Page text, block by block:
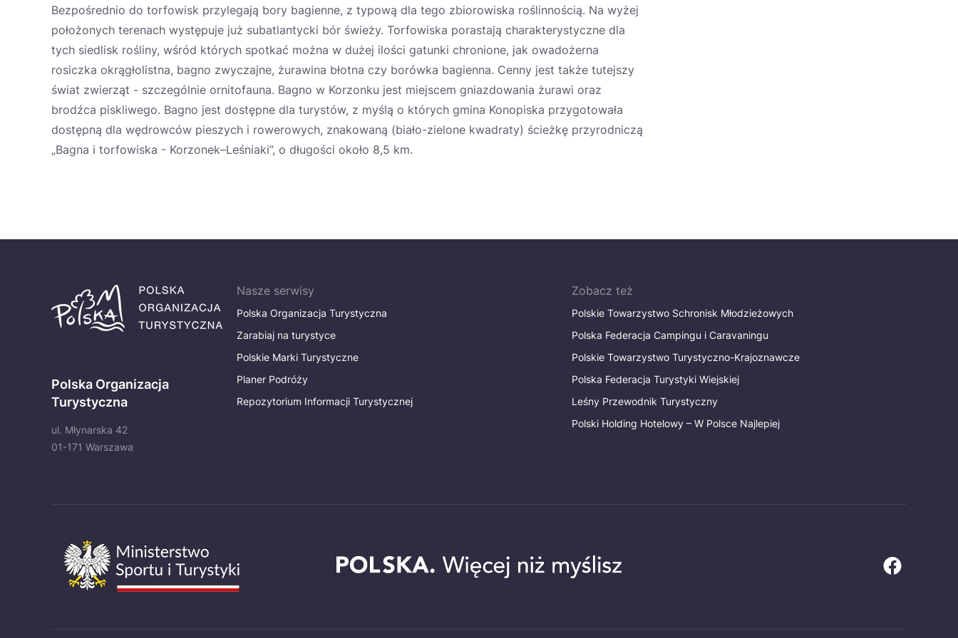
Bezpośrednio do torfowisk przylegają bory bagienne, z typową dla tego zbiorowiska roślinnością. Na wyżej
położonych terenach występuje już subatlantycki bór świeży. Torfowiska porastają charakterystyczne dla
tych siedlisk rośliny, wśród których spotkać można w dużej ilości gatunki chronione, jak owadożerna
rosiczka okrągłolistna, bagno zwyczajne, żurawina błotna czy borówka bagienna. Cenny jest także tutejszy
świat zwierząt - szczególnie ornitofauna. Bagno w Korzonku jest miejscem gniazdowania żurawi oraz
brodźca piskliwego. Bagno jest dostępne dla turystów, z myślą o których gmina Konopiska przygotowała
dostępną dla wędrowców pieszych i rowerowych, znakowaną (biało-zielone kwadraty) ścieżkę przyrodniczą
„Bagna i torfowiska - Korzonek–Leśniaki”, o długości około 8,5 km.
Polska Organizacja
Turystyczna
ul. Młynarska 42
01-171 Warszawa
Nasze serwisy
Polska Organizacja Turystyczna
Zarabiaj na turystyce
Polskie Marki Turystyczne
Planer Podróży
Repozytorium Informacji Turystycznej
Zobacz też
Polskie Towarzystwo Schronisk Młodzieżowych
Polska Federacja Campingu i Caravaningu
Polskie Towarzystwo Turystyczno-Krajoznawcze
Polska Federacja Turystyki Wiejskiej
Leśny Przewodnik Turystyczny
Polski Holding Hotelowy – W Polsce Najlepiej